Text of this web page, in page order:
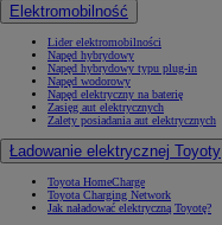
Elektromobilność
Lider elektromobilności
Napęd hybrydowy
Napęd hybrydowy typu plug-in
Napęd wodorowy
Napęd elektryczny na baterię
Zasięg aut elektrycznych
Zalety posiadania aut elektrycznych
Ładowanie elektrycznej Toyoty
Toyota HomeCharge
Toyota Charging Network
Jak naładować elektryczną Toyotę?